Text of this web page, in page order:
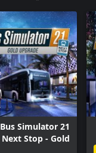
Bus Simulator 21
Next Stop - Gold